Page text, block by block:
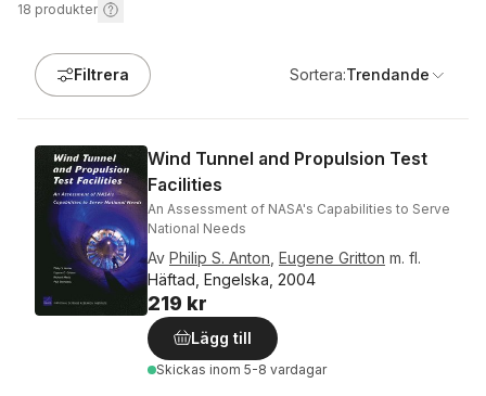
18 produkter
Filtrera Sortera:Trendande
Wind Tunnel and Propulsion Test
Facilities
An Assessment of NASA's Capabilities to Serve
National Needs
Av Philip S. Anton Eugene Gritton m. fl.
Häftad, Engelska, 2004
219 kr
Lägg till
Skickas inom 5-8 vardagar